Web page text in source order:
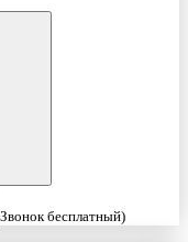
бесплатный)